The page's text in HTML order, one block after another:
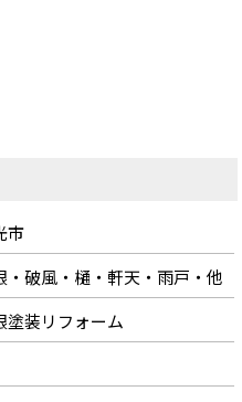
市
・破風・樋・軒天・雨戸・他
塗装リフォーム